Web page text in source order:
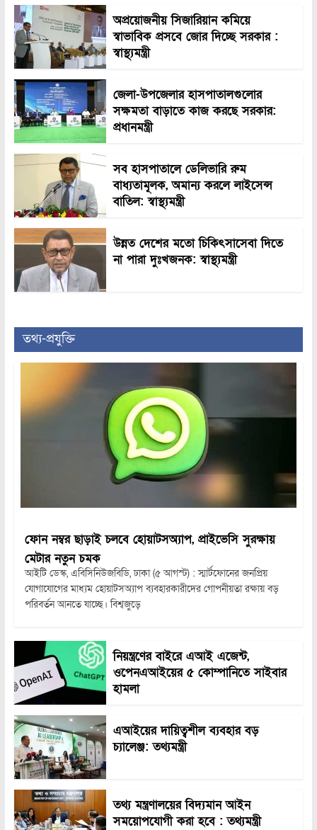
অপ্রয়োজনীয় সিজারিয়ান কমিয়ে
স্বাভাবিক প্রসবে জোর দিচ্ছে সরকার :
স্বাস্থ্যমন্ত্রী
জেলা-উপজেলার হাসপাতালগুলোর
সক্ষমতা বাড়াতে কাজ করছে সরকার:
প্রধানমন্ত্রী
সব হাসপাতালে ডেলিভারি রুম
বাধ্যতামূলক, অমান্য করলে লাইসেন্স
বাতিল: স্বাস্থ্যমন্ত্রী
উন্নত দেশের মতো চিকিৎসাসেবা দিতে
না পারা দুঃখজনক: স্বাস্থ্যমন্ত্রী
তথ্য-প্রযুক্তি
ফোন নম্বর ছাড়াই চলবে হোয়াটসঅ্যাপ, প্রাইভেসি সুরক্ষায়
মেটার নতুন চমক
আইটি ডেস্ক, এবিসিনিউজবিডি, ঢাকা (৫ আগস্ট) : স্মার্টফোনের জনপ্রিয়
যোগাযোগের মাধ্যম হোয়াটসঅ্যাপ ব্যবহারকারীদের গোপনীয়তা রক্ষায় বড়
পরিবর্তন আনতে যাচ্ছে। বিশ্বজুড়ে
নিয়ন্ত্রণের বাইরে এআই এজেন্ট,
ওপেনএআইয়ের ৫ কোম্পানিতে সাইবার
হামলা
এআইয়ের দায়িত্বশীল ব্যবহার বড়
চ্যালেঞ্জ: তথ্যমন্ত্রী
তথ্য মন্ত্রণালয়ের বিদ্যমান আইন
সময়োপযোগী করা হবে : তথ্যমন্ত্রী